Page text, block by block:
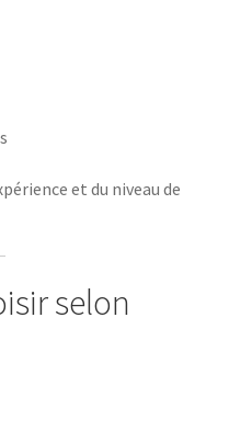
et du niveau de
selon